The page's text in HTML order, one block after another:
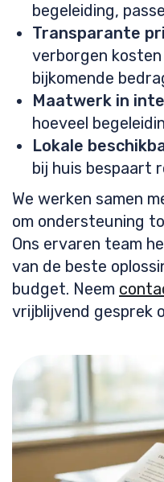
begeleiding,
Transparante
verborgen
bijkomende
Maatwerk in
hoeveel
Lokale
bij huis bespaart
We werken samen
om ondersteuning
Ons ervaren team
van de beste
budget. Neem
vrijblijvend gesprek